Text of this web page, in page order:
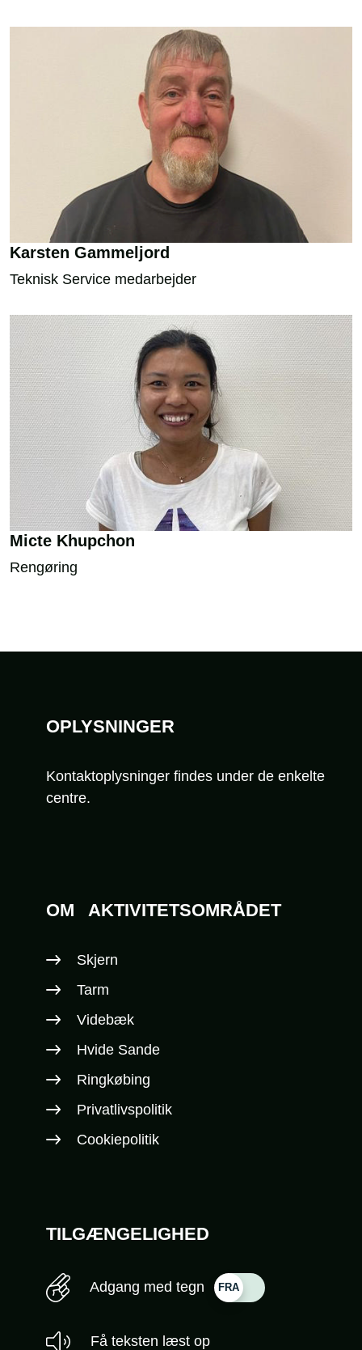
​Karsten Gammeljord
Teknisk Service medarbejder
Micte Khupchon
Rengøring
OPLYSNINGER
Kontaktoplysninger findes under de enkelte
centre.
OM AKTIVITETSOMRÅDET
Skjern
Tarm
Videbæk
Hvide Sande
Ringkøbing
Privatlivspolitik
Cookiepolitik
TILGÆNGELIGHED
Adgang med tegn
Få teksten læst op